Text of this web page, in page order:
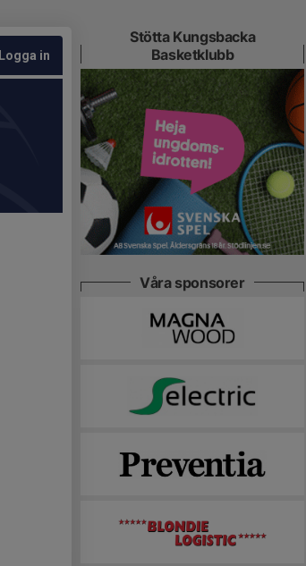
Logga in
Stötta Kungsbacka
Basketklubb
Våra sponsorer